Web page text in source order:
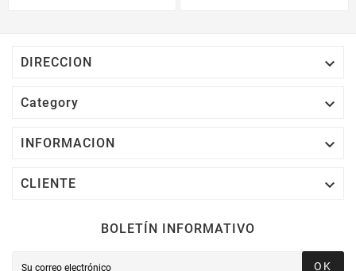
DIRECCION 
Category 
INFORMACION 
CLIENTE 
BOLETÍN INFORMATIVO
OK